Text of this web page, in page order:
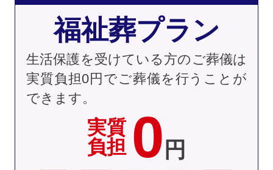
福祉葬プラン
実質
負担 0 円
生活保護を受けている方のご葬儀は
実質負担0円でご葬儀を行うことが
できます。